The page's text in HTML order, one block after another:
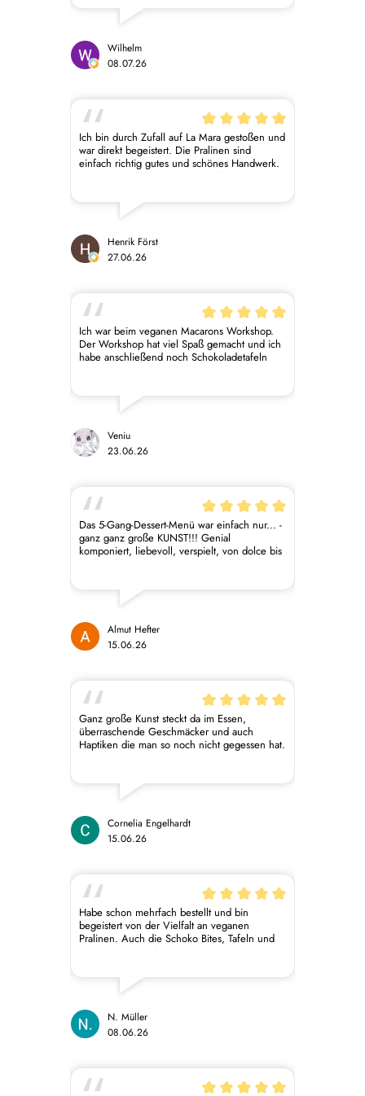
Verpflegung. Der persönliche Austausch mit
den Tamara und Max und den anderen
besonders. Absolute Empfehlung! Darüber
hinaus: tolle Pralinen Kreationen im
Werksverkauf!
Wilhelm
08.07.26
Ich bin durch Zufall auf La Mara gestoßen und
war direkt begeistert. Die Pralinen sind
einfach richtig gutes und schönes Handwerk.
Erwähnenswert ist auch der Kühlversand.
zunächst Sorge, dass die Pralinen den
Versand nicht überstehen würden. Jede
verpackt und enthält zwei Kühlakkus, sodass
die Ware keinen Schaden nimmt.
Henrik Först
27.06.26
Ich war beim veganen Macarons Workshop.
Der Workshop hat viel Spaß gemacht und ich
habe anschließend noch Schokoladetafeln
mitgenommen, es war alles sehr lecker.
macht mit eurer Unternehmensphilosophie!
Veniu
23.06.26
Das 5-Gang-Dessert-Menü war einfach nur... -
ganz ganz große KUNST!!! Genial
komponiert, liebevoll, verspielt, von dolce bis
herb-rauh, und auch die Getränke dazu
stündiges Verwöhnprogramm für alle Sinne -
Almut Hefter
15.06.26
Ganz große Kunst steckt da im Essen,
überraschende Geschmäcker und auch
Haptiken die man so noch nicht gegessen hat.
Cornelia Engelhardt
15.06.26
Habe schon mehrfach bestellt und bin
begeistert von der Vielfalt an veganen
Pralinen. Auch die Schoko Bites, Tafeln und
Macarons waren lecker. Für die
Milchaufschäumer, damit sie sich besser
auflöst. Schmeckt aber sonst auch ;-)
N. Müller
08.06.26